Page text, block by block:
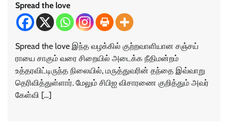
Spread the love
Spread the love இந்த வழக்கில் குற்றவாளியான சஞ்சய்
ராயை சாகும் வரை சிறையில் அடைக்க நீதிமன்றம்
உத்தரவிட்டிருந்த நிலையில், மருத்துவரின் தந்தை இவ்வாறு
தெரிவித்துள்ளார். மேலும் சிபிஐ விசாரணை குறித்தும் அவர்
கேள்வி […]